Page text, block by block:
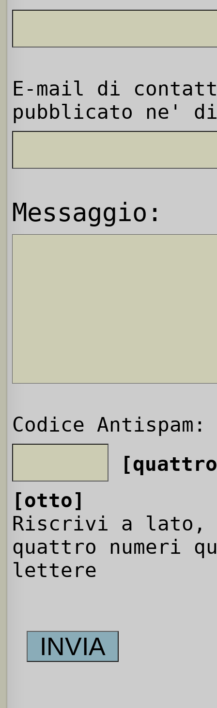
E-mail di
pubblicato ne'
Messaggio:
Codice Antispam:
[otto]
Riscrivi a
quattro numeri
lettere